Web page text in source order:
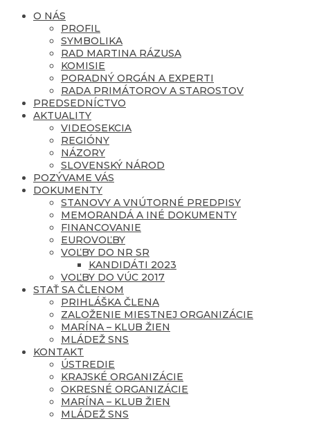
O NÁS
PROFIL
SYMBOLIKA
RAD MARTINA RÁZUSA
KOMISIE
PORADNÝ ORGÁN A EXPERTI
RADA PRIMÁTOROV A STAROSTOV
PREDSEDNÍCTVO
AKTUALITY
VIDEOSEKCIA
REGIÓNY
NÁZORY
SLOVENSKÝ NÁROD
POZÝVAME VÁS
DOKUMENTY
STANOVY A VNÚTORNÉ PREDPISY
MEMORANDÁ A INÉ DOKUMENTY
FINANCOVANIE
EUROVOĽBY
VOĽBY DO NR SR
KANDIDÁTI 2023
VOĽBY DO VÚC 2017
STAŤ SA ČLENOM
PRIHLÁŠKA ČLENA
ZALOŽENIE MIESTNEJ ORGANIZÁCIE
MARÍNA – KLUB ŽIEN
MLÁDEŽ SNS
KONTAKT
ÚSTREDIE
KRAJSKÉ ORGANIZÁCIE
OKRESNÉ ORGANIZÁCIE
MARÍNA – KLUB ŽIEN
MLÁDEŽ SNS